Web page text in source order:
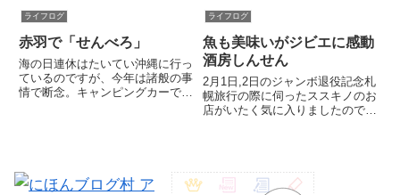
が、一度も公道で出会ったことが
玉の田舎に住んでるが故かもしれ
ません。しかし、ついに我が田
舎...
た。緑と青を基調にしたポップな
色使いのパッケージ。そこには赤
い文字で「高原野菜とカツの弁
当」...
ライフログ
赤羽で「せんべろ」
海の日連休はたいてい沖縄に行っ
ているのですが、今年は諸般の事
情で断念。キャンピングカーで出
う...
ライフログ
魚も美味いがジビエに感動
酒房しんせん
2月1日,2日のジャンボ退役記念札
幌旅行の際に伺ったススキノのお
店がいたく気に入りましたのでご
屋さんです。あとから知りま...